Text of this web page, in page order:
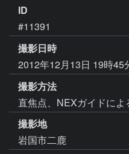
ID
#11391
撮影日時
2012年12月13日 19時45
撮影方法
直焦点、NEXガイドによ
撮影地
岩国市二鹿